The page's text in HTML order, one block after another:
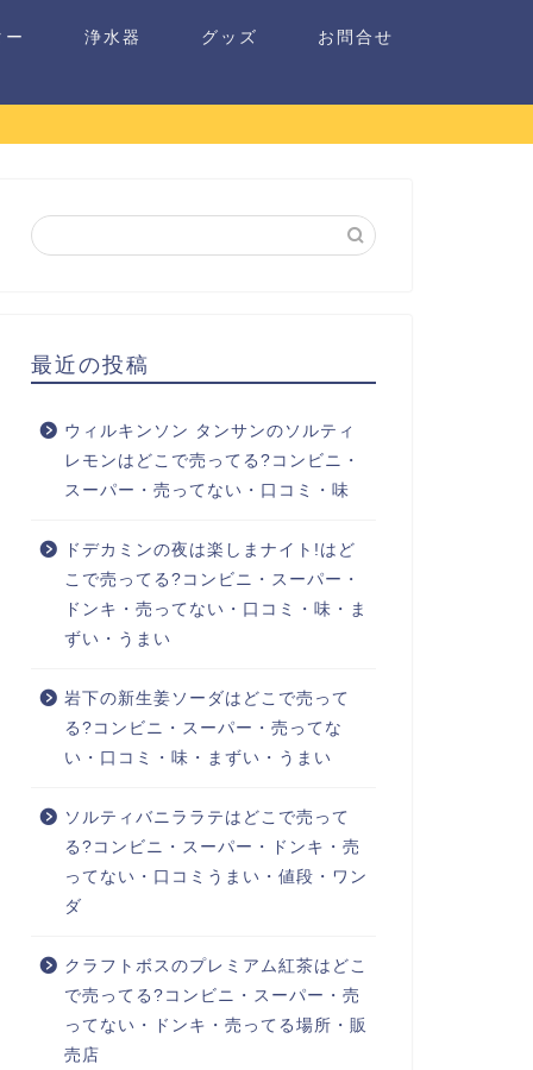
浄水器 グッズ お問合せ
最近の投稿
ウィルキンソン タンサンのソルティ
レモンはどこで売ってる?コンビニ・
スーパー・売ってない・口コミ・味
ドデカミンの夜は楽しまナイト!はど
こで売ってる?コンビニ・スーパー・
ドンキ・売ってない・口コミ・味・ま
ずい・うまい
岩下の新生姜ソーダはどこで売って
る?コンビニ・スーパー・売ってな
い・口コミ・味・まずい・うまい
ソルティバニララテはどこで売って
る?コンビニ・スーパー・ドンキ・売
ってない・口コミうまい・値段・ワン
ダ
クラフトボスのプレミアム紅茶はどこ
で売ってる?コンビニ・スーパー・売
ってない・ドンキ・売ってる場所・販
売店